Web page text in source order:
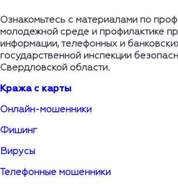
Ознакомьтесь с материалами по
молодежной среде и профилактике
информации, телефонных и
государственной инспекции
Свердловской области.
Кража с карты
Онлайн-мошенники
Фишинг
Вирусы
Телефонные мошенники